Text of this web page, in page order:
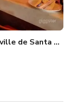
de Santa Ana